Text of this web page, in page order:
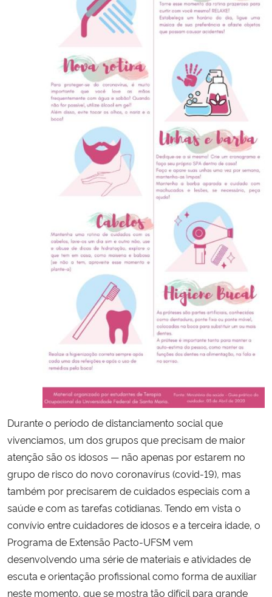
Secretaria de Governo
Gabinete de Segurança Institucional
Advocacia-Geral da União
Durante o período de distanciamento social que
vivenciamos, um dos grupos que precisam de maior
atenção são os idosos — não apenas por estarem no
grupo de risco do novo coronavírus (covid-19), mas
também por precisarem de cuidados especiais com a
saúde e com as tarefas cotidianas. Tendo em vista o
convívio entre cuidadores de idosos e a terceira idade, o
Programa de Extensão Pacto-UFSM vem
desenvolvendo uma série de materiais e atividades de
escuta e orientação profissional como forma de auxiliar
neste momento, que se mostra tão difícil para grande